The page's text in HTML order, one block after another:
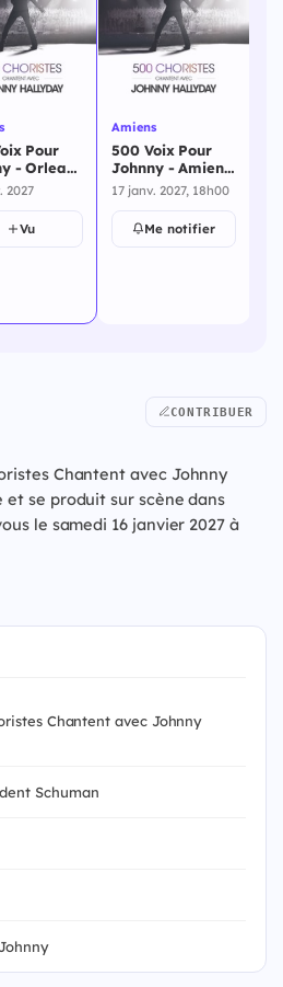
Pour
- Orleans
2027
2027
Vu
Amiens
500 Voix Pour
Johnny - Amiens
- 17 janvier 2027
17 janv. 2027, 18h00
Me notifier
CONTRIBUER
Chantent avec Johnny
se produit sur scène dans
le samedi 16 janvier 2027 à
Chantent avec Johnny
Schuman